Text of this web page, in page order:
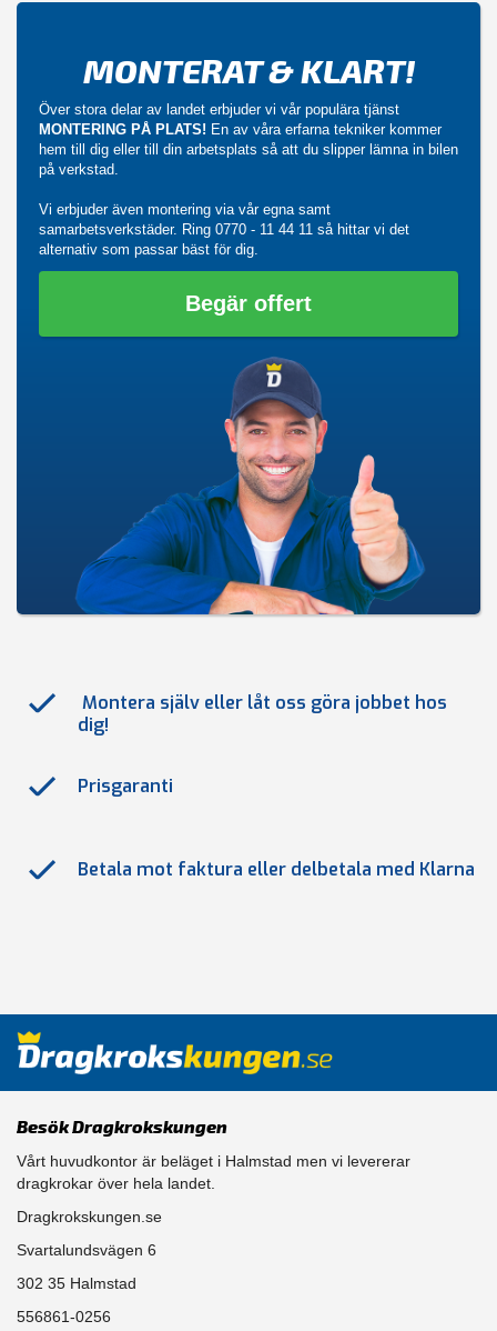
MONTERAT & KLART!
Över stora delar av landet erbjuder vi vår populära tjänst
MONTERING PÅ PLATS! En av våra erfarna tekniker kommer
hem till dig eller till din arbetsplats så att du slipper lämna in bilen
på verkstad.
Vi erbjuder även montering via vår egna samt
samarbetsverkstäder. Ring 0770 - 11 44 11 så hittar vi det
alternativ som passar bäst för dig.
Begär offert
Montera själv eller låt oss göra jobbet hos
dig!
Prisgaranti
Betala mot faktura eller delbetala med Klarna
Besök Dragkrokskungen
Vårt huvudkontor är beläget i Halmstad men vi levererar
dragkrokar över hela landet.
Dragkrokskungen.se
Svartalundsvägen 6
302 35 Halmstad
556861-0256